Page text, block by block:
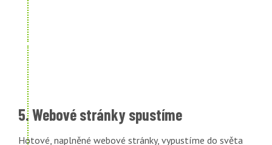
5. Webové stránky spustíme
Hotové, naplněné webové stránky, vypustíme do světa